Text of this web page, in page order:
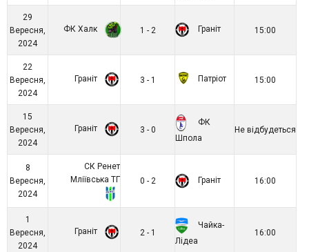
29
Вересня,
2024
ФК Халк 1 - 2 Граніт 15:00
22
Вересня,
2024
Граніт 3 - 1 Патріот 15:00
15
Вересня,
2024
Граніт 3 - 0
ФК
Шпола
Не відбудеться
8
Вересня,
2024
СК Ренет
Мліївська ТГ
0 - 2 Граніт 16:00
1
Вересня,
2024
Граніт 2 - 1
Чайка-
Лідеа
16:00